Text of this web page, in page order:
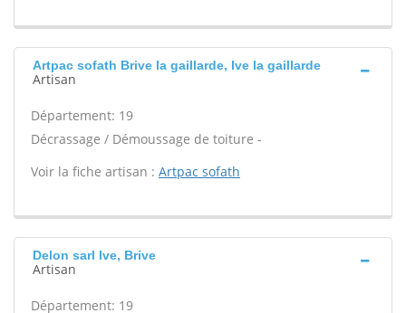
Artpac sofath Brive la gaillarde, Ive la gaillarde
Artisan
Département: 19
Décrassage / Démoussage de toiture -
Voir la fiche artisan : Artpac sofath
Delon sarl Ive, Brive
Artisan
Département: 19